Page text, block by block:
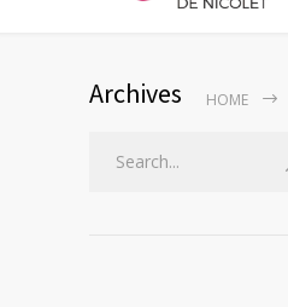
Archives HOME